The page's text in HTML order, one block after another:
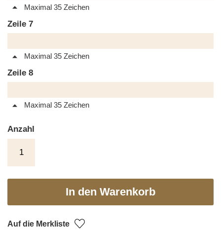
Maximal 35 Zeichen
Zeile 7
Maximal 35 Zeichen
Zeile 8
Maximal 35 Zeichen
Anzahl
In den Warenkorb
Auf die Merkliste